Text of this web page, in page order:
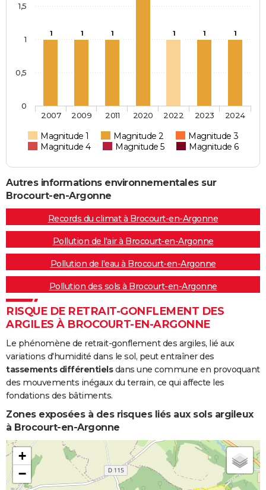
1 1 1 1 1 1
Magnitude 1 Magnitude 2
Magnitude 3
Magnitude 4
Magnitude 5 Magnitude 6
2007 2009 2011 2020 2022 2023 2024
0
0,5
1
1,5
Autres informations environnementales sur
Brocourt-en-Argonne
Records du climat à Brocourt-en-Argonne
Pollution de l'air à Brocourt-en-Argonne
Pollution de l'eau à Brocourt-en-Argonne
Pollution des sols à Brocourt-en-Argonne
RISQUE DE RETRAIT-GONFLEMENT DES
ARGILES À BROCOURT-EN-ARGONNE
Le phénomène de retrait-gonflement des argiles, lié aux
variations d'humidité dans le sol, peut entraîner des
tassements différentielsdans une commune en provoquant
des mouvements inégaux du terrain, ce qui affecte les
fondations des bâtiments.
Zones exposées à des risques liés aux sols argileux
à Brocourt-en-Argonne
+
−